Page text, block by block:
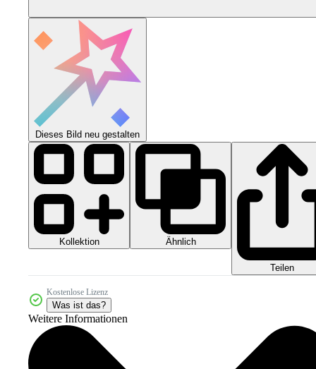
Dieses Bild neu gestalten
Kollektion Ähnlich
Teilen
Kostenlose Lizenz
Was ist das?
Weitere Informationen